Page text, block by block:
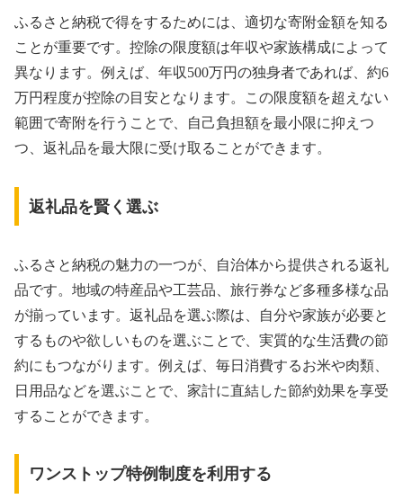
ふるさと納税で得をするためには、適切な寄附金額を知る
ことが重要です。控除の限度額は年収や家族構成によって
異なります。例えば、年収500万円の独身者であれば、約6
万円程度が控除の目安となります。この限度額を超えない
範囲で寄附を行うことで、自己負担額を最小限に抑えつ
つ、返礼品を最大限に受け取ることができます。
返礼品を賢く選ぶ
ふるさと納税の魅力の一つが、自治体から提供される返礼
品です。地域の特産品や工芸品、旅行券など多種多様な品
が揃っています。返礼品を選ぶ際は、自分や家族が必要と
するものや欲しいものを選ぶことで、実質的な生活費の節
約にもつながります。例えば、毎日消費するお米や肉類、
日用品などを選ぶことで、家計に直結した節約効果を享受
することができます。
ワンストップ特例制度を利用する